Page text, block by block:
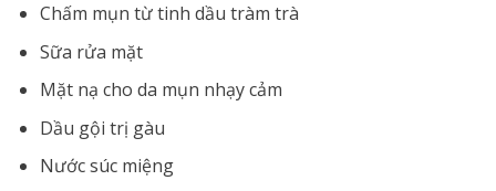
Chấm mụn từ tinh dầu tràm trà
Sữa rửa mặt
Mặt nạ cho da mụn nhạy cảm
Dầu gội trị gàu
Nước súc miệng